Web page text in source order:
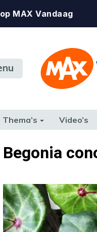
MAX Vandaag
Thema’s Video’s
TOEN
Begonia